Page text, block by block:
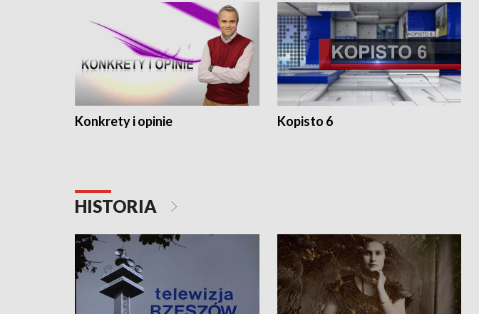
Konkrety i opinie Kopisto 6
HISTORIA